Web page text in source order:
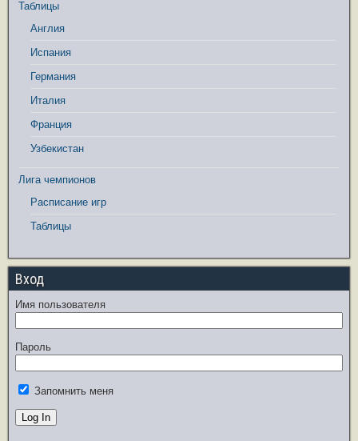
Таблицы
Англия
Испания
Германия
Италия
Франция
Узбекистан
Лига чемпионов
Расписание игр
Таблицы
Вход
Имя пользователя
Пароль
Запомнить меня